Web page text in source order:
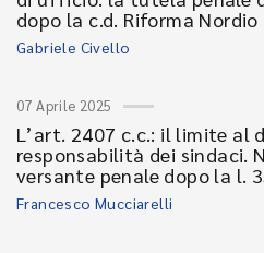
dopo la c.d. Riforma Nordio
Gabriele Civello
07 Aprile 2025
L’art. 2407 c.c.: il limite al
responsabilità dei sindaci.
versante penale dopo la l.
Francesco Mucciarelli